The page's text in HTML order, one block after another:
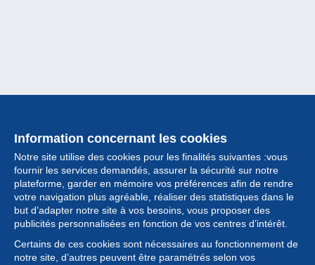
Information concernant les cookies
Notre site utilise des cookies pour les finalités suivantes :vous
fournir les services demandés, assurer la sécurité sur notre
plateforme, garder en mémoire vos préférences afin de rendre
votre navigation plus agréable, réaliser des statistiques dans le
but d’adapter notre site à vos besoins, vous proposer des
publicités personnalisées en fonction de vos centres d’intérêt.
Certains de ces cookies sont nécessaires au fonctionnement de
notre site, d’autres peuvent être paramétrés selon vos
Collection
Actualités